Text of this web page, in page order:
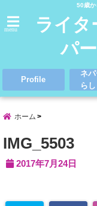
50歳か
menu
ライ
パ
Profile
ネ
らし
ホーム
IMG_5503
2017年7月24日